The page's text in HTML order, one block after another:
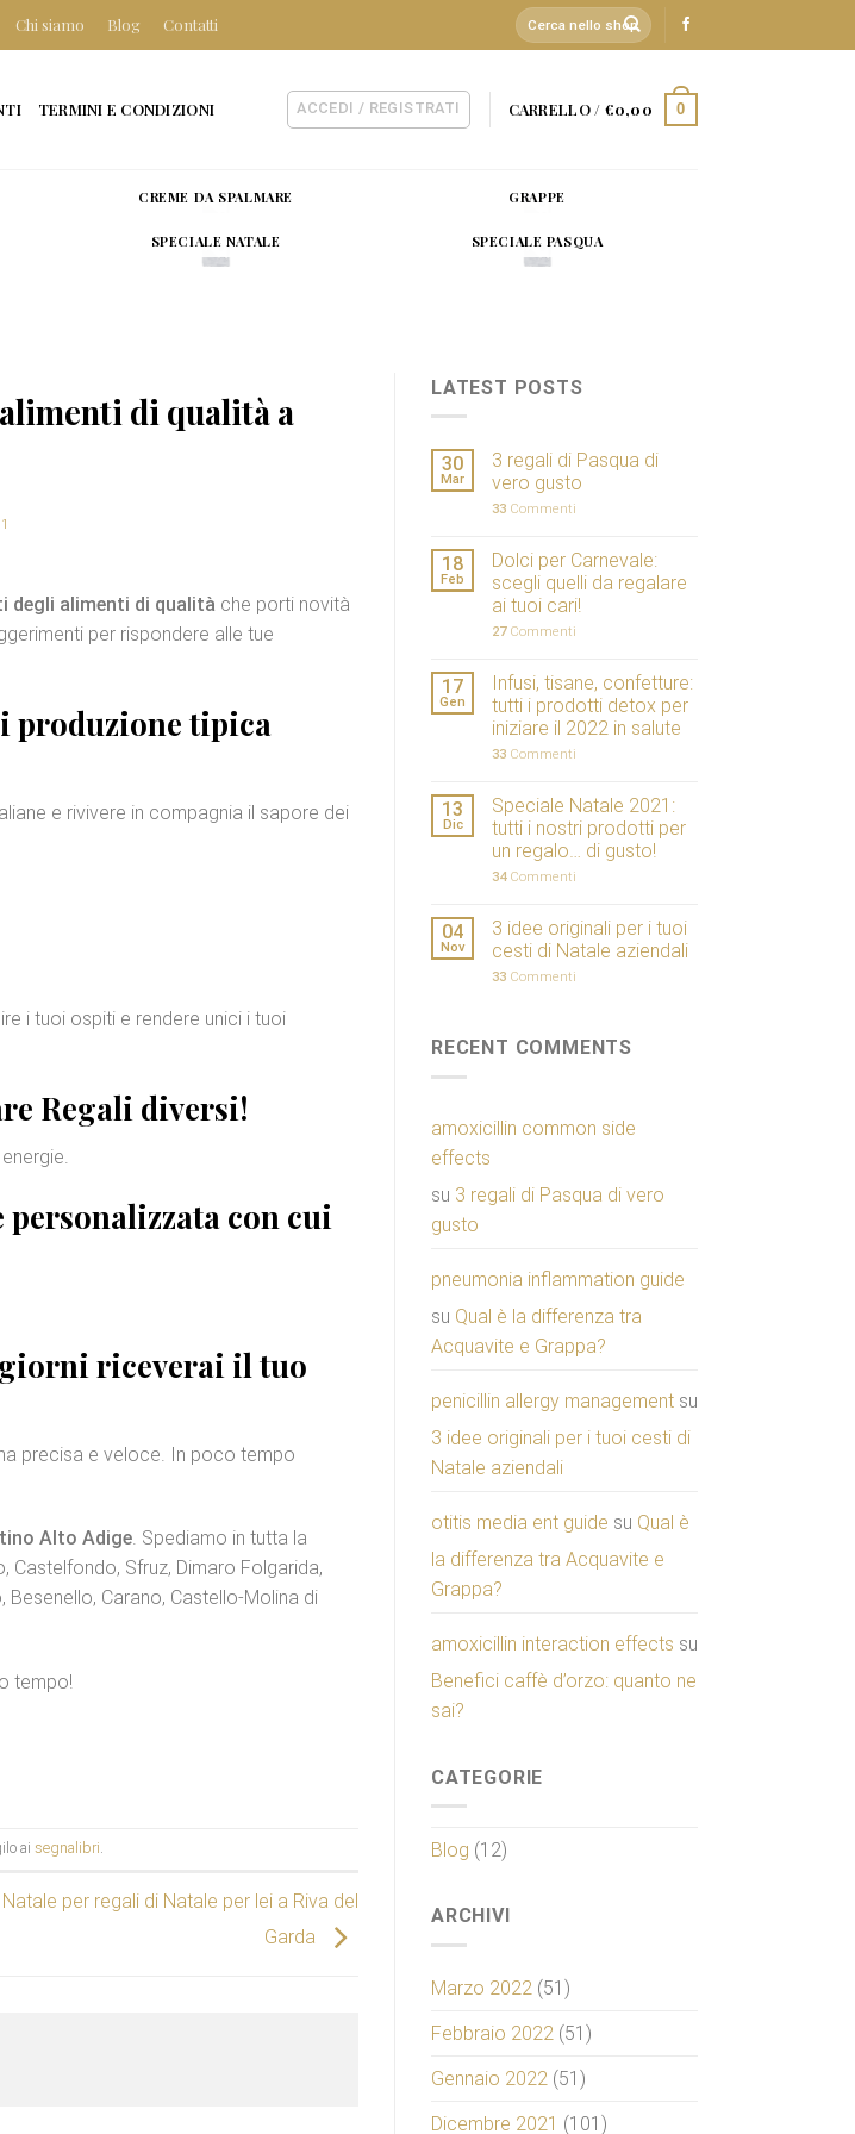
Chi siamo Blog Contatti Cerca:
TERMINI E CONDIZIONI ACCEDI / REGISTRATI CARRELLO / €0,00 0
CREME DA SPALMARE GRAPPE
SPECIALE NATALE SPECIALE PASQUA
di qualità a
degli alimenti di qualità che porti novità
per rispondere alle tue
produzione tipica
e rivivere in compagnia il sapore dei
i tuoi ospiti e rendere unici i tuoi
Regali diversi!
personalizzata con cui
giorni riceverai il tuo
precisa e veloce. In poco tempo
Alto Adige. Spediamo in tutta la
Castelfondo, Sfruz, Dimaro Folgarida,
Carano, Castello-Molina di
tempo!
ai segnalibri.
per regali di Natale per lei a Riva del
Garda
LATEST POSTS
30
Mar
3 regali di Pasqua di
vero gusto
33 Commenti
18
Feb
Dolci per Carnevale:
scegli quelli da regalare
ai tuoi cari!
27Commenti
17
Gen
Infusi, tisane, confetture:
tutti i prodotti detox per
iniziare il 2022 in salute
33 Commenti
13
Dic
Speciale Natale 2021:
tutti i nostri prodotti per
un regalo… di gusto!
34Commenti
04
Nov
3 idee originali per i tuoi
cesti di Natale aziendali
33 Commenti
RECENT COMMENTS
amoxicillin common side
effects
su 3 regali di Pasqua di vero
gusto
pneumonia inflammation guide
su Qual è la differenza tra
Acquavite e Grappa?
penicillin allergy management su
3 idee originali per i tuoi cesti di
Natale aziendali
otitis media ent guide su Qual è
la differenza tra Acquavite e
Grappa?
amoxicillin interaction effects su
Benefici caffè d’orzo: quanto ne
sai?
CATEGORIE
Blog (12)
ARCHIVI
Marzo 2022 (51)
Febbraio 2022 (51)
Gennaio 2022 (51)
Dicembre 2021 (101)